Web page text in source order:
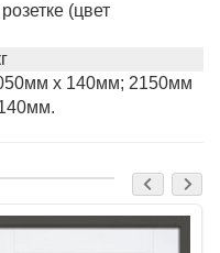
(цвет
х 140мм; 2150мм